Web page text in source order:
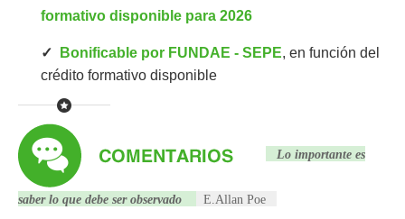
formativo disponible para 2026
✓ Bonificable por FUNDAE - SEPE, en función del
crédito formativo disponible
Lo importante es
saber lo que debe ser observado E.Allan Poe